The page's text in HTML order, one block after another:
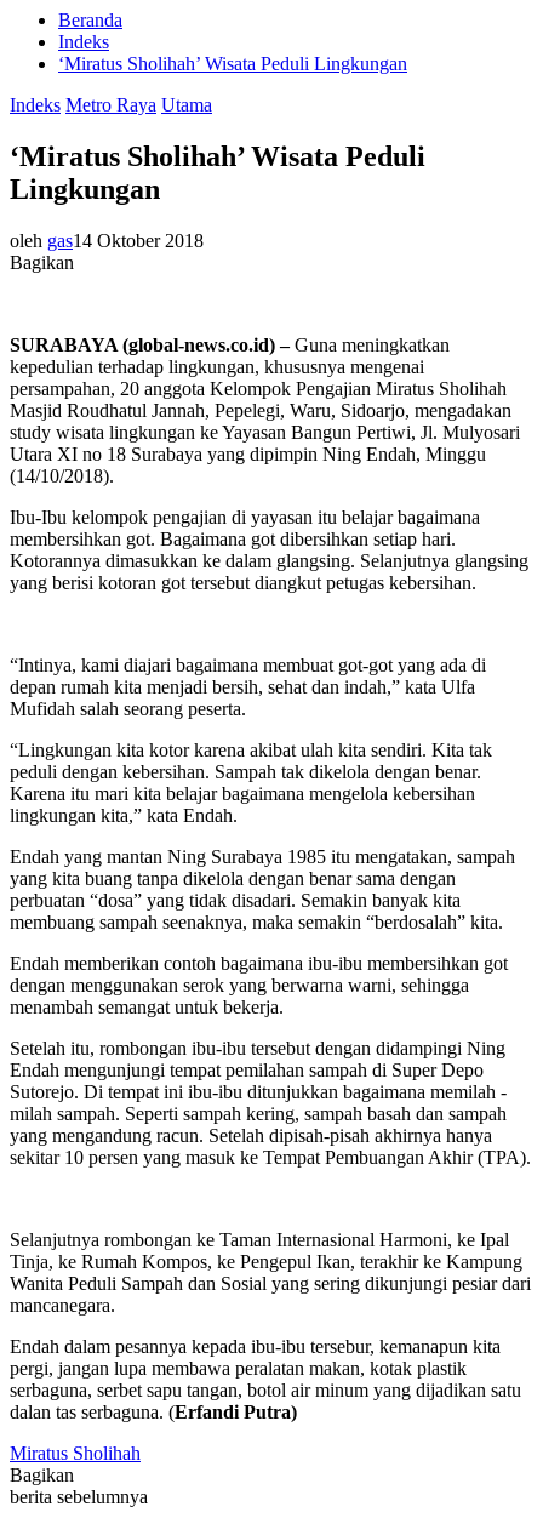
Beranda
Indeks
‘Miratus Sholihah’ Wisata Peduli Lingkungan
Indeks Metro Raya Utama
‘Miratus Sholihah’ Wisata Peduli
Lingkungan
oleh gas14 Oktober 2018
Bagikan
SURABAYA (global-news.co.id) –Guna meningkatkan
kepedulian terhadap lingkungan, khususnya mengenai
persampahan, 20 anggota Kelompok Pengajian Miratus Sholihah
Masjid Roudhatul Jannah, Pepelegi, Waru, Sidoarjo, mengadakan
study wisata lingkungan ke Yayasan Bangun Pertiwi, Jl. Mulyosari
Utara XI no 18 Surabaya yang dipimpin Ning Endah, Minggu
(14/10/2018).
Ibu-Ibu kelompok pengajian di yayasan itu belajar bagaimana
membersihkan got. Bagaimana got dibersihkan setiap hari.
Kotorannya dimasukkan ke dalam glangsing. Selanjutnya glangsing
yang berisi kotoran got tersebut diangkut petugas kebersihan.
“Intinya, kami diajari bagaimana membuat got-got yang ada di
depan rumah kita menjadi bersih, sehat dan indah,” kata Ulfa
Mufidah salah seorang peserta.
“Lingkungan kita kotor karena akibat ulah kita sendiri. Kita tak
peduli dengan kebersihan. Sampah tak dikelola dengan benar.
Karena itu mari kita belajar bagaimana mengelola kebersihan
lingkungan kita,” kata Endah.
Endah yang mantan Ning Surabaya 1985 itu mengatakan, sampah
yang kita buang tanpa dikelola dengan benar sama dengan
perbuatan “dosa” yang tidak disadari. Semakin banyak kita
membuang sampah seenaknya, maka semakin “berdosalah” kita.
Endah memberikan contoh bagaimana ibu-ibu membersihkan got
dengan menggunakan serok yang berwarna warni, sehingga
menambah semangat untuk bekerja.
Setelah itu, rombongan ibu-ibu tersebut dengan didampingi Ning
Endah mengunjungi tempat pemilahan sampah di Super Depo
Sutorejo. Di tempat ini ibu-ibu ditunjukkan bagaimana memilah -
milah sampah. Seperti sampah kering, sampah basah dan sampah
yang mengandung racun. Setelah dipisah-pisah akhirnya hanya
sekitar 10 persen yang masuk ke Tempat Pembuangan Akhir (TPA).
Selanjutnya rombongan ke Taman Internasional Harmoni, ke Ipal
Tinja, ke Rumah Kompos, ke Pengepul Ikan, terakhir ke Kampung
Wanita Peduli Sampah dan Sosial yang sering dikunjungi pesiar dari
mancanegara.
Endah dalam pesannya kepada ibu-ibu tersebur, kemanapun kita
pergi, jangan lupa membawa peralatan makan, kotak plastik
serbaguna, serbet sapu tangan, botol air minum yang dijadikan satu
dalan tas serbaguna. (Erfandi Putra)
Miratus Sholihah
Bagikan
berita sebelumnya